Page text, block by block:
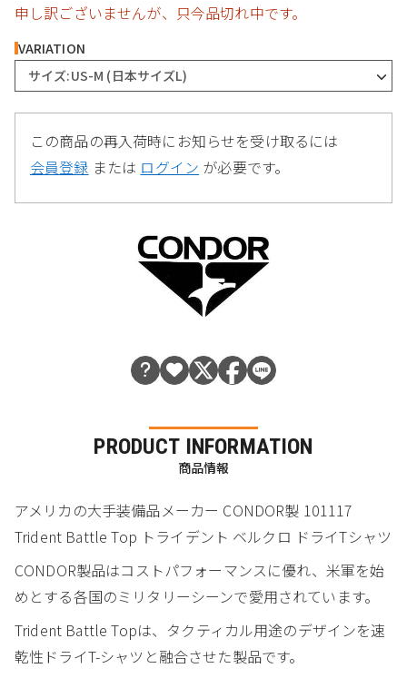
申し訳ございませんが、只今品切れ中です。
VARIATION
サイズ:US-M (日本サイズL)
この商品の再入荷時にお知らせを受け取るには
会員登録 または ログイン が必要です。
PRODUCT INFORMATION
商品情報
アメリカの大手装備品メーカー CONDOR製 101117
Trident Battle Top トライデント ベルクロ ドライTシャツ
CONDOR製品はコストパフォーマンスに優れ、米軍を始
めとする各国のミリタリーシーンで愛用されています。
Trident Battle Topは、タクティカル用途のデザインを速
乾性ドライT-シャツと融合させた製品です。